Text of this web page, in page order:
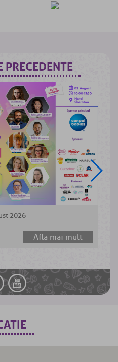
PRECEDENTE
2026
Afla mai mult